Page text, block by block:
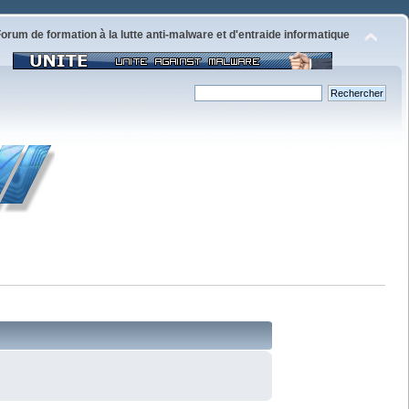
de formation à la lutte anti-malware et d'entraide informatique